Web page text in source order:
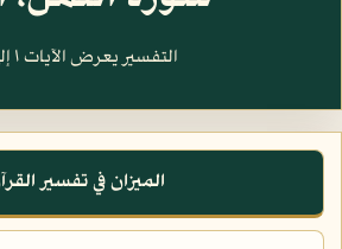
التفسير يعرض الآيات ١ إلى ٦
الميزان في تفسير